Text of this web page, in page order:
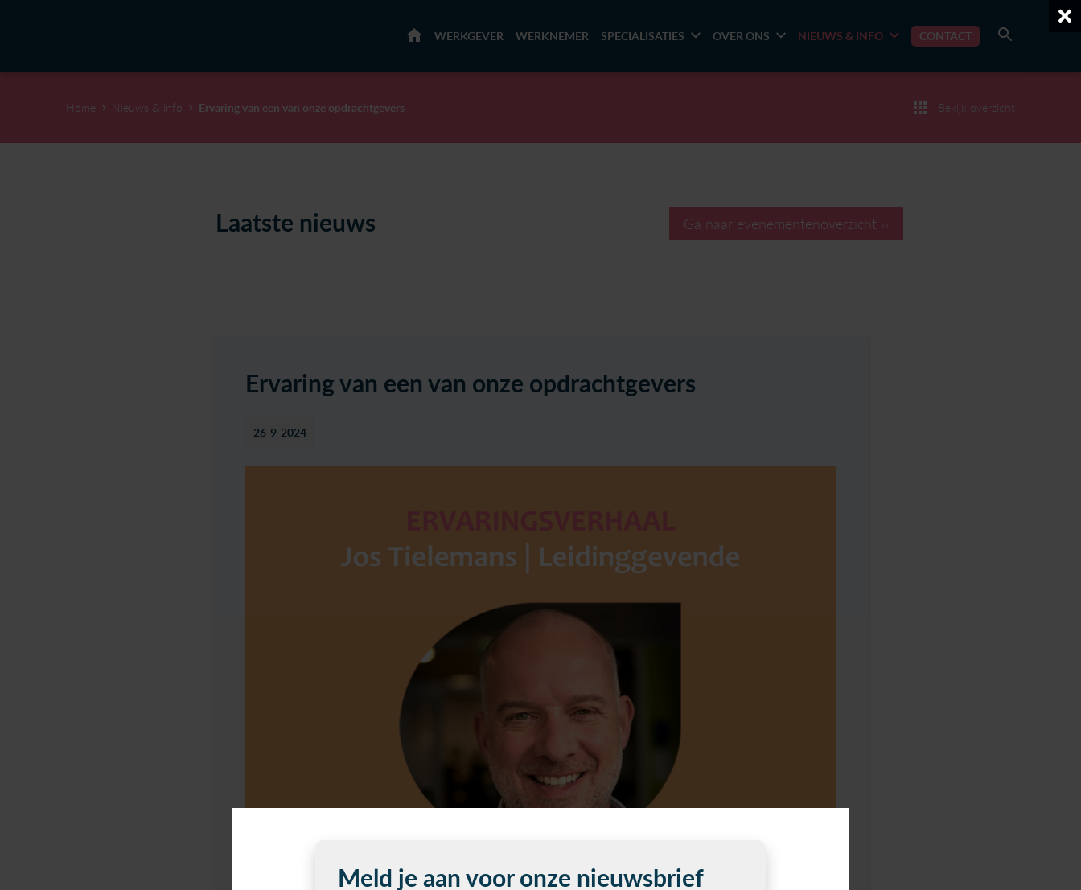
HOMEWERKGEVER WERKNEMER SPECIALISATIES OVER ONS NIEUWS & INFO CONTACT
Home Nieuws & info Ervaring van een van onze opdrachtgevers Bekijk overzicht
Laatste nieuws Ga naar evenementenoverzicht ››
Ervaring van een van onze opdrachtgevers
26-9-2024